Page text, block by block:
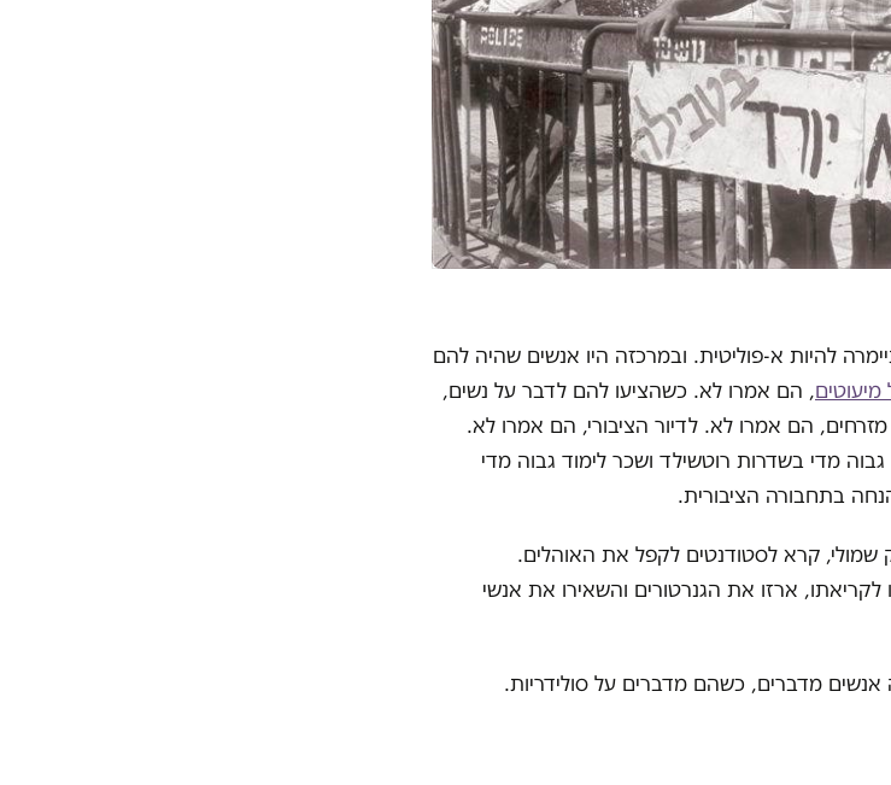
החברתית של קיץ 2011 התיימרה להיות א-פוליטית. ובמרכזה היו אנשים שהיה להם
, הם אמרו לא. כשהציעו להם לדבר על נשים,
הם אמרו לא. לדיור הציבורי, הם אמרו לא.
מדי בשדרות רוטשילד ושכר לימוד גבוה מדי
בתחבורה הציבורית.
שמולי, קרא לסטודנטים לקפל את האוהלים.
ארזו את הגנרטורים והשאירו את אנשי
אנשים מדברים, כשהם מדברים על סולידריות.